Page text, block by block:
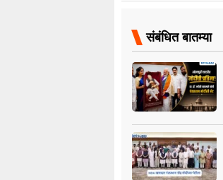
संबंधित बातम्या